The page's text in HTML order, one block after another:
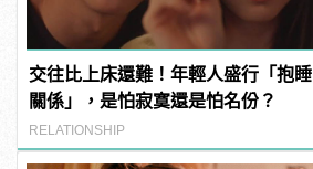
交往比上床還難！年輕人盛行「抱睡
關係」，是怕寂寞還是怕名份？
RELATIONSHIP